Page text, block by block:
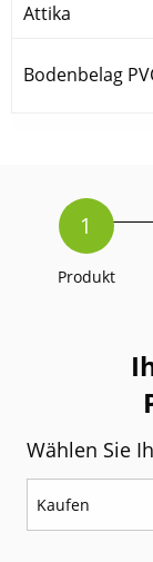
Attika
Bodenbelag
1
Produkt
Wählen Sie